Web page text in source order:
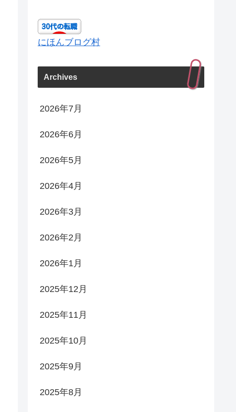
にほんブログ村
Archives
2026年7月
2026年6月
2026年5月
2026年4月
2026年3月
2026年2月
2026年1月
2025年12月
2025年11月
2025年10月
2025年9月
2025年8月